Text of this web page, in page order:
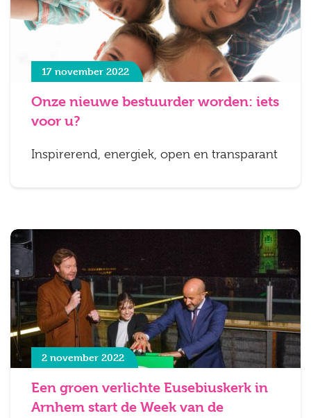
17 november 2022
Onze nieuwe bestuurder worden: iets
voor u?
Inspirerend, energiek, open en transparant
2 november 2022
Een groen verlichte Eusebiuskerk in
Arnhem start de Week van de